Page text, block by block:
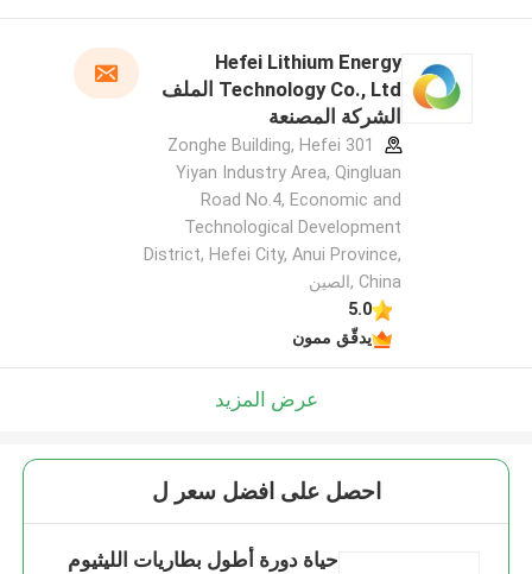
Hefei Lithium Energy
Technology Co., Ltd الملف
الشركة المصنعة
301 Zonghe Building, Hefei
Yiyan Industry Area, Qingluan
Road No.4, Economic and
Technological Development
District, Hefei City, Anui Province,
China ,الصين
5.0
يدقّق ممون
عرض المزيد
احصل على افضل سعر ل
حياة دورة أطول بطاريات الليثيوم